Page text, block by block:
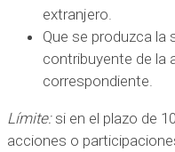
extranjero.
Que se produzca la
contribuyente de la
correspondiente.
Límite:si en el plazo de
acciones o